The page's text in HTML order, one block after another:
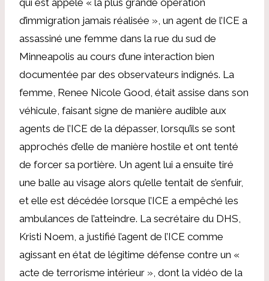
d’immigration jamais réalisée », un agent de l’ICE a
assassiné une femme dans la rue du sud de
Minneapolis au cours d’une interaction bien
documentée par des observateurs indignés. La
femme, Renee Nicole Good, était assise dans son
véhicule, faisant signe de manière audible aux
agents de l’ICE de la dépasser, lorsqu’ils se sont
approchés d’elle de manière hostile et ont tenté
de forcer sa portière. Un agent lui a ensuite tiré
une balle au visage alors qu’elle tentait de s’enfuir,
et elle est décédée lorsque l’ICE a empêché les
ambulances de l’atteindre. La secrétaire du DHS,
Kristi Noem, a justifié l’agent de l’ICE comme
agissant en état de légitime défense contre un «
acte de terrorisme intérieur », dont la vidéo de la